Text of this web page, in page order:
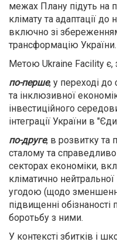
межах Плану підуть на
клімату та адаптації до
включно зі
трансформацію України.
Метою Ukraine Facility є,
по-перше, у переході до
та інклюзивної
інвестиційного
інтеграції України в
по-друге, в розвитку та
сталому та
секторах економіки,
кліматично
угодою (щодо
підвищенні обізнаності
боротьбу з ними.
У контексті збитків і